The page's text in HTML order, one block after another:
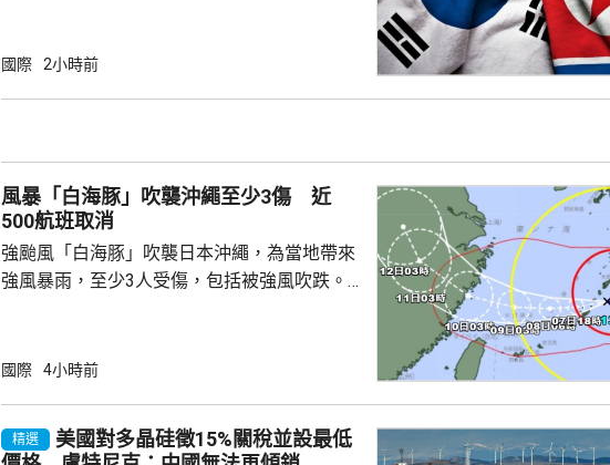
近海面發現可疑漂浮物，軍方到場後打撈出3
尋行動，亦晝夜巡查港口、碼頭和海灘等重點
區域。
國際 2小時前
風暴「白海豚」吹襲沖繩至少3傷 近
500航班取消
強颱風「白海豚」吹襲日本沖繩，為當地帶來
強風暴雨，至少3人受傷，包括被強風吹跌。
機取消。沖繩各地實施交通管制，高速公路雙
每小時144公里，最高陣風風速每小時198公
國際 4小時前
精選
美國對多晶硅徵15%關稅並設最低